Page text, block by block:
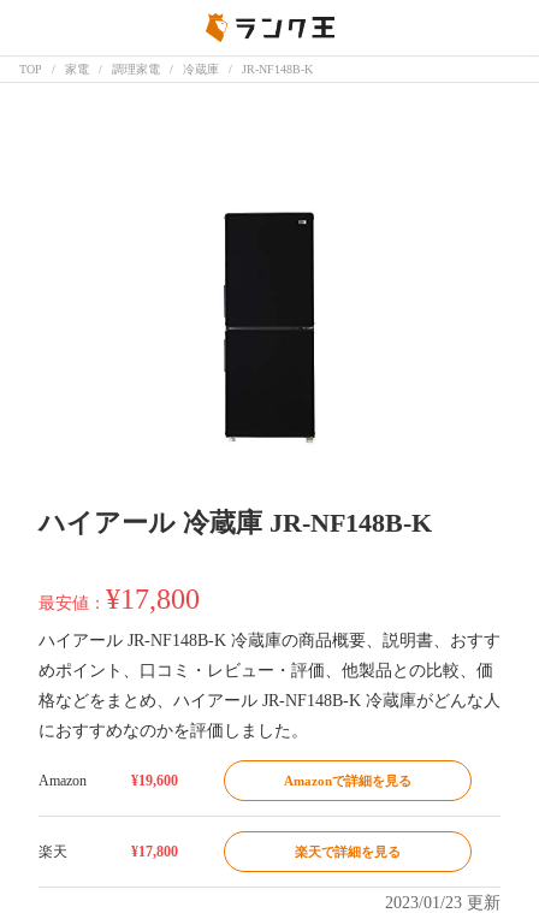
TOP 家電 調理家電 冷蔵庫 JR-NF148B-K
ハイアール 冷蔵庫 JR-NF148B-K
最安値： ¥17,800
ハイアール JR-NF148B-K 冷蔵庫の商品概要、説明書、おすす
めポイント、口コミ・レビュー・評価、他製品との比較、価
格などをまとめ、ハイアール JR-NF148B-K 冷蔵庫がどんな人
におすすめなのかを評価しました。
Amazon ¥19,600 Amazonで詳細を見る
楽天 ¥17,800 楽天で詳細を見る
2023/01/23 更新